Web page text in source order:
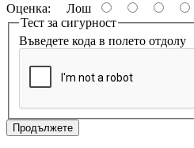
Оценка: Лош
Тест за сигурност
Въведете кода в полето отдолу
Продължете